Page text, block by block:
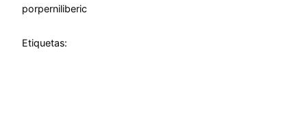
porperniliberic
Etiquetas: